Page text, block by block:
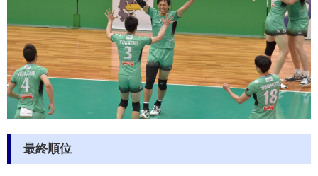
最終順位